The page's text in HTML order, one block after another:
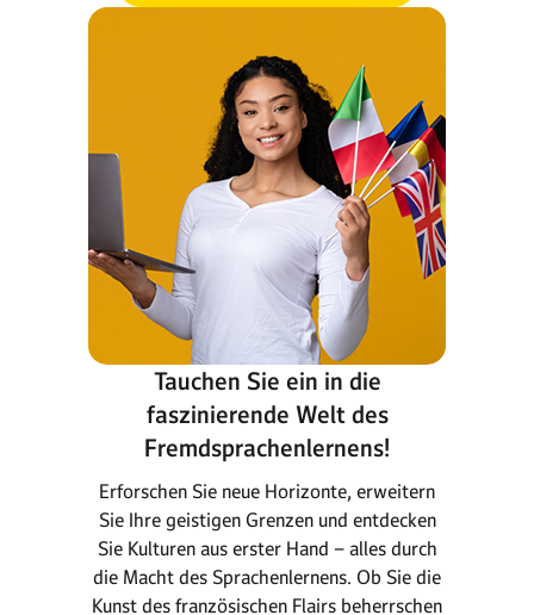
Tauchen Sie ein in die
faszinierende Welt des
Fremdsprachenlernens!
Erforschen Sie neue Horizonte, erweitern
Sie Ihre geistigen Grenzen und entdecken
Sie Kulturen aus erster Hand – alles durch
die Macht des Sprachenlernens. Ob Sie die
Kunst des französischen Flairs beherrschen